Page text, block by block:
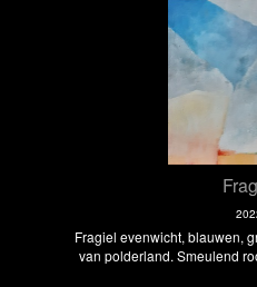
Fragiel evenwicht, blauwen,
van polderland. Smeulend